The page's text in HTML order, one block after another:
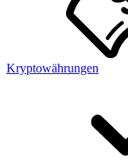
Kryptowährungen